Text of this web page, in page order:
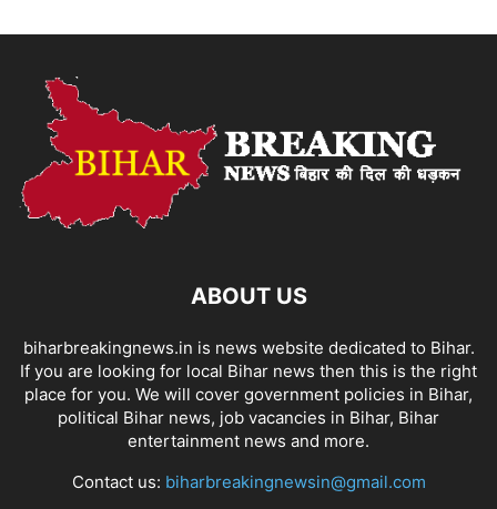
ABOUT US
biharbreakingnews.in is news website dedicated to Bihar.
If you are looking for local Bihar news then this is the right
place for you. We will cover government policies in Bihar,
political Bihar news, job vacancies in Bihar, Bihar
entertainment news and more.
Contact us: biharbreakingnewsin@gmail.com